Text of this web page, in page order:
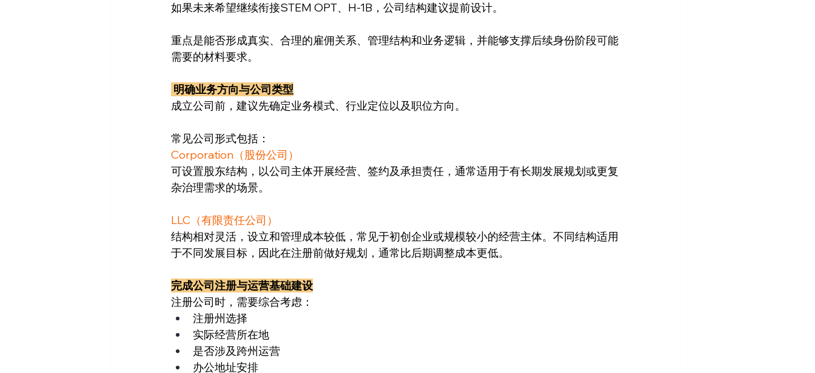
如果未来希望继续衔接STEM OPT、H-1B，公司结构建议提前设计。
重点是能否形成真实、合理的雇佣关系、管理结构和业务逻辑，并能够支撑后续身份阶段可能
需要的材料要求。
明确业务方向与公司类型
成立公司前，建议先确定业务模式、行业定位以及职位方向。
常见公司形式包括：
Corporation（股份公司）
可设置股东结构，以公司主体开展经营、签约及承担责任，通常适用于有长期发展规划或更复
杂治理需求的场景。
LLC（有限责任公司）
结构相对灵活，设立和管理成本较低，常见于初创企业或规模较小的经营主体。不同结构适用
于不同发展目标，因此在注册前做好规划，通常比后期调整成本更低。
完成公司注册与运营基础建设
注册公司时，需要综合考虑：
注册州选择
实际经营所在地
是否涉及跨州运营
办公地址安排